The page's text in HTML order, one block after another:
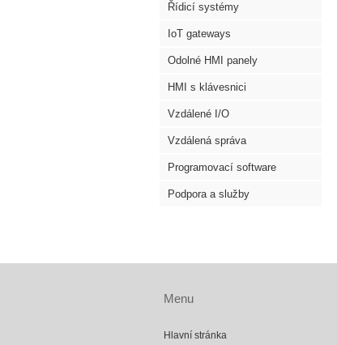
Řídicí systémy
IoT gateways
Odolné HMI panely
HMI s klávesnici
Vzdálené I/O
Vzdálená správa
Programovací software
Podpora a služby
Menu
Hlavní stránka